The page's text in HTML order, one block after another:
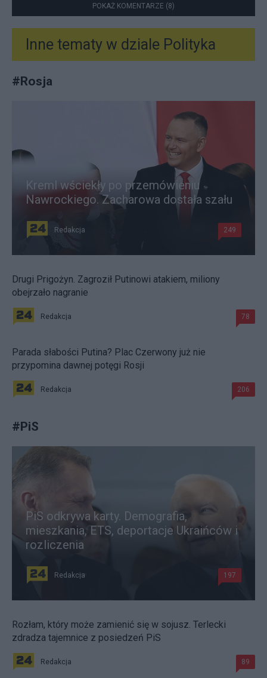
POKAŻ KOMENTARZE (8)
Inne tematy w dziale Polityka
#Rosja
Kreml wściekły po przemówieniu
Nawrockiego. Zacharowa dostała szału
Redakcja 249
Drugi Prigożyn. Zagroził Putinowi atakiem, miliony
obejrzało nagranie
Redakcja 78
Parada słabości Putina? Plac Czerwony już nie
przypomina dawnej potęgi Rosji
Redakcja 206
#PiS
PiS odkrywa karty. Demografia,
mieszkania, ETS, deportacje Ukraińców i
rozliczenia
Redakcja 197
Rozłam, który może zamienić się w sojusz. Terlecki
zdradza tajemnice z posiedzeń PiS
Redakcja 89